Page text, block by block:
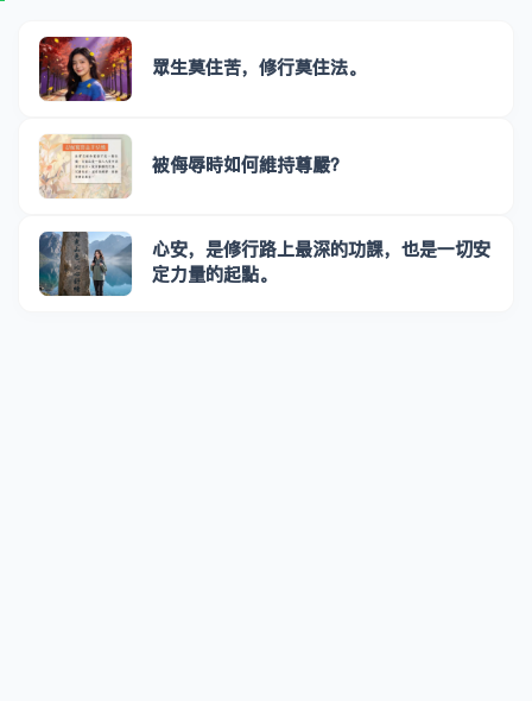
眾生莫住苦，修行莫住法。
被侮辱時如何維持尊嚴？
心安，是修行路上最深的功課，也是一切安
定力量的起點。